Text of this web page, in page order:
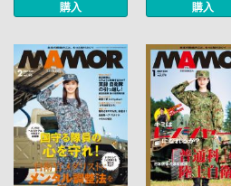
購入 購入